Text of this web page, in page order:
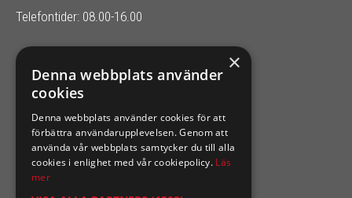
Telefontider: 08.00-16.00
SIXTEN NILSSONS
Organisationsnummer 556164-2652
×
Denna webbplats använder
cookies
Denna webbplats använder cookies för att
förbättra användarupplevelsen. Genom att
använda vår webbplats samtycker du till alla
cookies i enlighet med vår cookiepolicy. Läs
mer